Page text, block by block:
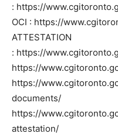
: https://
OCI : https://
ATTESTATION
: https://
https://
https://
documents/
https://
attestation/